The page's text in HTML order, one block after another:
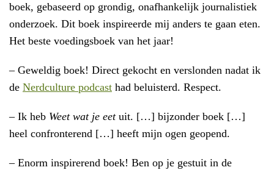
boek, gebaseerd op grondig, onafhankelijk journalistiek
onderzoek. Dit boek inspireerde mij anders te gaan eten.
Het beste voedingsboek van het jaar!
– Geweldig boek! Direct gekocht en verslonden nadat ik
de Nerdculture podcast had beluisterd. Respect.
– Ik heb Weet wat je eetuit. […] bijzonder boek […]
heel confronterend […] heeft mijn ogen geopend.
– Enorm inspirerend boek! Ben op je gestuit in de